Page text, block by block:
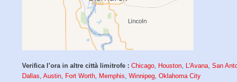
Verifica l’ora in altre città limitrofe : Chicago Houston L'Avana ,San
Dallas ,Austin Fort Worth Memphis ,Winnipeg ,Oklahoma City